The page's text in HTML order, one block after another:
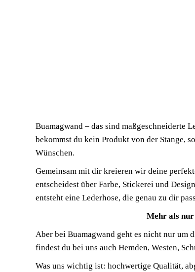
Buamagwand – das sind maßgeschneiderte
bekommst du kein Produkt von der Stange,
Wünschen.
Gemeinsam mit dir kreieren wir deine
entscheidest über Farbe, Stickerei und
entsteht eine Lederhose, die genau zu dir
Mehr als
Aber bei Buamagwand geht es nicht nur um
findest du bei uns auch Hemden, Westen,
Was uns wichtig ist: hochwertige Qualität,